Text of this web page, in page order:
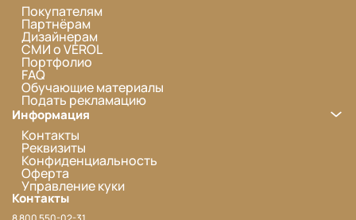
Покупателям
Партнёрам
Дизайнерам
СМИ о VEROL
Портфолио
FAQ
Обучающие материалы
Подать рекламацию
Информация
Контакты
Реквизиты
Конфиденциальность
Оферта
Управление куки
Контакты